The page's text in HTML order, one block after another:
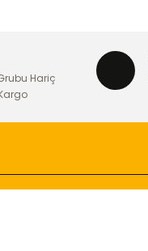
Hariç